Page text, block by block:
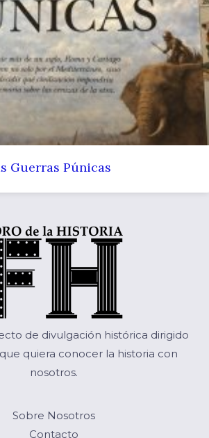
Guerras Púnicas
de divulgación histórica dirigido
quiera conocer la historia con
nosotros.
Sobre Nosotros
Contacto